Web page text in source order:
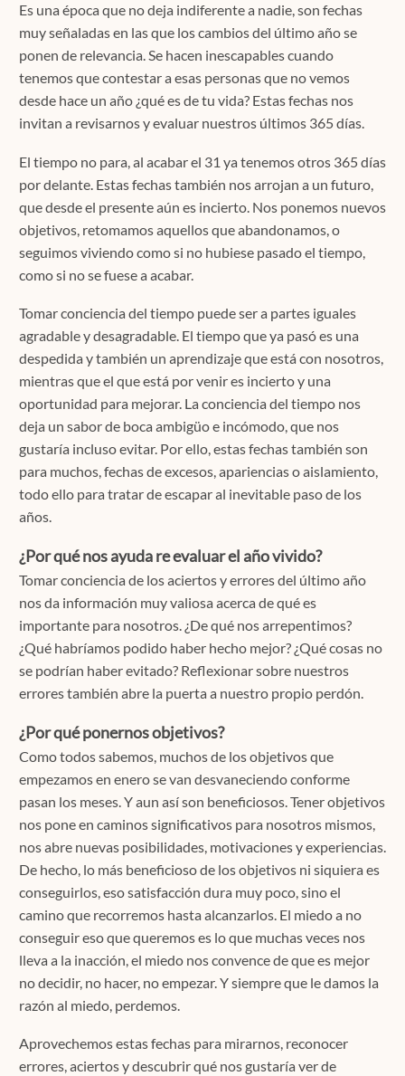
Es una época que no deja indiferente a nadie, son fechas
muy señaladas en las que los cambios del último año se
ponen de relevancia. Se hacen inescapables cuando
tenemos que contestar a esas personas que no vemos
desde hace un año ¿qué es de tu vida? Estas fechas nos
invitan a revisarnos y evaluar nuestros últimos 365 días.
El tiempo no para, al acabar el 31 ya tenemos otros 365 días
por delante. Estas fechas también nos arrojan a un futuro,
que desde el presente aún es incierto. Nos ponemos nuevos
objetivos, retomamos aquellos que abandonamos, o
seguimos viviendo como si no hubiese pasado el tiempo,
como si no se fuese a acabar.
Tomar conciencia del tiempo puede ser a partes iguales
agradable y desagradable. El tiempo que ya pasó es una
despedida y también un aprendizaje que está con nosotros,
mientras que el que está por venir es incierto y una
oportunidad para mejorar. La conciencia del tiempo nos
deja un sabor de boca ambigüo e incómodo, que nos
gustaría incluso evitar. Por ello, estas fechas también son
para muchos, fechas de excesos, apariencias o aislamiento,
todo ello para tratar de escapar al inevitable paso de los
años.
¿Por qué nos ayuda re evaluar el año vivido?
Tomar conciencia de los aciertos y errores del último año
nos da información muy valiosa acerca de qué es
importante para nosotros. ¿De qué nos arrepentimos?
¿Qué habríamos podido haber hecho mejor? ¿Qué cosas no
se podrían haber evitado? Reflexionar sobre nuestros
errores también abre la puerta a nuestro propio perdón.
¿Por qué ponernos objetivos?
Como todos sabemos, muchos de los objetivos que
empezamos en enero se van desvaneciendo conforme
pasan los meses. Y aun así son beneficiosos. Tener objetivos
nos pone en caminos significativos para nosotros mismos,
nos abre nuevas posibilidades, motivaciones y experiencias.
De hecho, lo más beneficioso de los objetivos ni siquiera es
conseguirlos, eso satisfacción dura muy poco, sino el
camino que recorremos hasta alcanzarlos. El miedo a no
conseguir eso que queremos es lo que muchas veces nos
lleva a la inacción, el miedo nos convence de que es mejor
no decidir, no hacer, no empezar. Y siempre que le damos la
razón al miedo, perdemos.
Aprovechemos estas fechas para mirarnos, reconocer
errores, aciertos y descubrir qué nos gustaría ver de